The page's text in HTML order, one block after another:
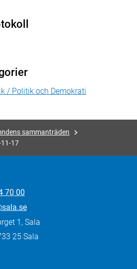
/ Politik och Demokrati
sammanträden
17
70 00
1, Sala
25 Sala